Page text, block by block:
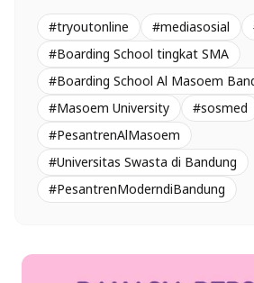
#tryoutonline #mediasosial
#Boarding School tingkat SMA
#Boarding School Al Masoem
#Masoem University
#sosmed
#PesantrenAlMasoem
#Universitas Swasta di Bandung
#PesantrenModerndiBandung